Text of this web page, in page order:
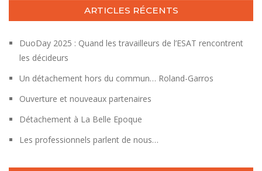
ARTICLES RÉCENTS
DuoDay 2025 : Quand les travailleurs de l’ESAT rencontrent
les décideurs
Un détachement hors du commun… Roland-Garros
Ouverture et nouveaux partenaires
Détachement à La Belle Epoque
Les professionnels parlent de nous…